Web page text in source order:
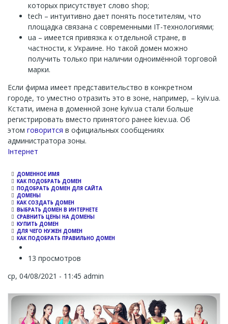
которых присутствует слово shop;
tech – интуитивно дает понять посетителям, что
площадка связана с современными IT-технологиями;
ua – имеется привязка к отдельной стране, в
частности, к Украине. Но такой домен можно
получить только при наличии одноимённой торговой
марки.
Если фирма имеет представительство в конкретном
городе, то уместно отразить это в зоне, например, – kyiv.ua.
Кстати, имена в доменной зоне kyiv.ua стали больше
регистрировать вместо принятого ранее kiev.ua. Об
этом говорится в официальных сообщениях
администратора зоны.
Channel
Інтернет
ДОМЕННОЕ ИМЯ
КАК ПОДОБРАТЬ ДОМЕН
ПОДОБРАТЬ ДОМЕН ДЛЯ САЙТА
ДОМЕНЫ
КАК СОЗДАТЬ ДОМЕН
ВЫБРАТЬ ДОМЕН В ИНТЕРНЕТЕ
СРАВНИТЬ ЦЕНЫ НА ДОМЕНЫ
КУПИТЬ ДОМЕН
ДЛЯ ЧЕГО НУЖЕН ДОМЕН
КАК ПОДОБРАТЬ ПРАВИЛЬНО ДОМЕН
13 просмотров
ср, 04/08/2021 - 11:45 admin